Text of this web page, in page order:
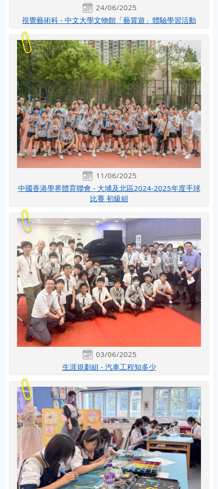
24/06/2025
視覺藝術科 - 中文大學文物館「藝賞遊」體驗學習活動
11/06/2025
中國香港學界體育聯會 - 大埔及北區2024-2025年度手球
比賽 初級組
03/06/2025
生涯規劃組 - 汽車工程知多少